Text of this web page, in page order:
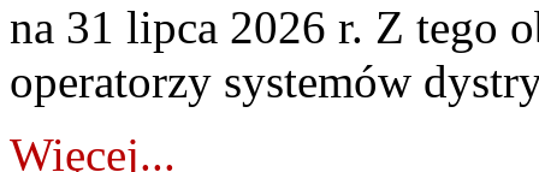
na 31 lipca 2026 r. Z tego
operatorzy systemów
Więcej...